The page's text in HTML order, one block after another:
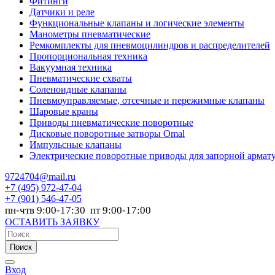
Датчики и реле
Функциональные клапаны и логические элементы
Манометры пневматические
Ремкомплекты для пневмоцилиндров и распределителей
Пропорциональная техника
Вакуумная техника
Пневматические схваты
Соленоидные клапаны
Пневмоуправляемые, отсечные и пережимные клапаны
Шаровые краны
Приводы пневматические поворотные
Дисковые поворотные затворы Omal
Импульсные клапаны
Электрические поворотные приводы для запорной
9724704@mail.ru
+7 (495) 972-47-04
+7 (901) 546-47-05
пн-чтв 9:00-17:30 пт 9:00-17:00
ОСТАВИТЬ ЗАЯВКУ
Поиск
Вход